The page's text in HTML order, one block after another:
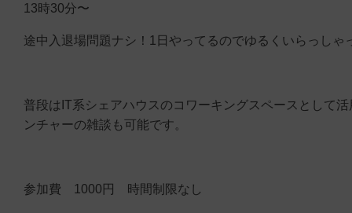
13時30分〜
途中入退場問題ナシ！1日やってるのでゆるくいらっしゃ
普段はIT系シェアハウスのコワーキングスペースとして
ンチャーの雑談も可能です。
参加費 1000円 時間制限なし